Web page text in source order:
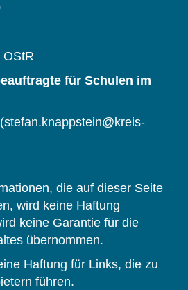
OStR
für Schulen im
die auf dieser Seite
wird keine Haftung
keine Garantie für die
übernommen.
Haftung für Links, die zu
führen.